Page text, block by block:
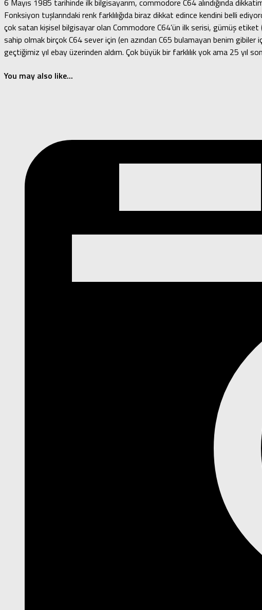
6 Mayıs 1985 tarihinde ilk bilgisayarım, commodore C64 alındığında
Fonksiyon tuşlarındaki renk farklılığıda biraz dikkat edince kendini belli
çok satan kişisel bilgisayar olan Commodore C64’ün ilk serisi, gümüş
sahip olmak birçok C64 sever için (en azından C65 bulamayan benim gibiler
geçtiğimiz yıl ebay üzerinden aldım. Çok büyük bir farklılık yok ama 25 yıl
You may also like...